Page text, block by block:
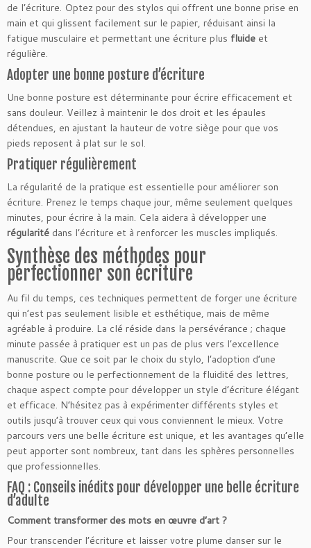
de l’écriture. Optez pour des stylos qui offrent une bonne prise en
main et qui glissent facilement sur le papier, réduisant ainsi la
fatigue musculaire et permettant une écriture plus fluide et
régulière.
Adopter une bonne posture d’écriture
Une bonne posture est déterminante pour écrire efficacement et
sans douleur. Veillez à maintenir le dos droit et les épaules
détendues, en ajustant la hauteur de votre siège pour que vos
pieds reposent à plat sur le sol.
Pratiquer régulièrement
La régularité de la pratique est essentielle pour améliorer son
écriture. Prenez le temps chaque jour, même seulement quelques
minutes, pour écrire à la main. Cela aidera à développer une
régularité dans l’écriture et à renforcer les muscles impliqués.
Synthèse des méthodes pour
perfectionner son écriture
Au fil du temps, ces techniques permettent de forger une écriture
qui n’est pas seulement lisible et esthétique, mais de même
agréable à produire. La clé réside dans la persévérance ; chaque
minute passée à pratiquer est un pas de plus vers l’excellence
manuscrite. Que ce soit par le choix du stylo, l’adoption d’une
bonne posture ou le perfectionnement de la fluidité des lettres,
chaque aspect compte pour développer un style d’écriture élégant
et efficace. N’hésitez pas à expérimenter différents styles et
outils jusqu’à trouver ceux qui vous conviennent le mieux. Votre
parcours vers une belle écriture est unique, et les avantages qu’elle
peut apporter sont nombreux, tant dans les sphères personnelles
que professionnelles.
FAQ : Conseils inédits pour développer une belle écriture
d’adulte
Comment transformer des mots en œuvre d’art ?
Pour transcender l’écriture et laisser votre plume danser sur le